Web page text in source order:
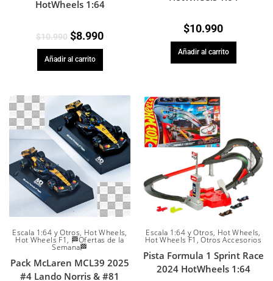
HotWheels 1:64
$10.990 $8.990
Añadir al carrito
$10.990
Añadir al carrito
Escala 1:64 y Otros, Hot Wheels,
Hot Wheels F1 , 🏁Ofertas de la
Semana🏁
Pack McLaren MCL39 2025
#4 Lando Norris & #81
Escala 1:64 y Otros, Hot Wheels,
Hot Wheels F1 ,Otros Accesorios
Pista Formula 1 Sprint Race
2024 HotWheels 1:64